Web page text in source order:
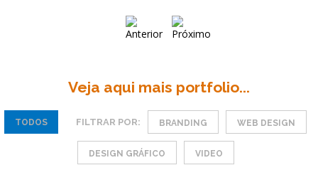
Veja aqui mais portfolio...
TODOS FILTRAR POR: BRANDING WEB DESIGN
DESIGN GRÁFICO VIDEO